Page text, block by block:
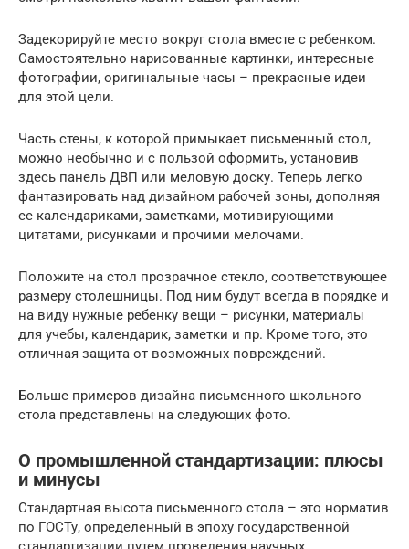
Задекорируйте место вокруг стола вместе с ребенком.
Самостоятельно нарисованные картинки, интересные
фотографии, оригинальные часы – прекрасные идеи
для этой цели.
Часть стены, к которой примыкает письменный стол,
можно необычно и с пользой оформить, установив
здесь панель ДВП или меловую доску. Теперь легко
фантазировать над дизайном рабочей зоны, дополняя
ее календариками, заметками, мотивирующими
цитатами, рисунками и прочими мелочами.
Положите на стол прозрачное стекло, соответствующее
размеру столешницы. Под ним будут всегда в порядке и
на виду нужные ребенку вещи – рисунки, материалы
для учебы, календарик, заметки и пр. Кроме того, это
отличная защита от возможных повреждений.
Больше примеров дизайна письменного школьного
стола представлены на следующих фото.
О промышленной стандартизации: плюсы
и минусы
Стандартная высота письменного стола – это норматив
по ГОСТу, определенный в эпоху государственной